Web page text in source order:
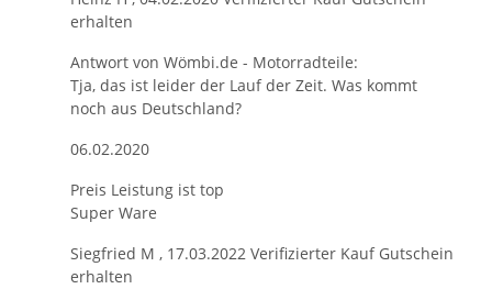
erhalten
Antwort von Wömbi.de - Motorradteile:
Tja, das ist leider der Lauf der Zeit. Was kommt
noch aus Deutschland?
06.02.2020
Preis Leistung ist top
Super Ware
Siegfried M , 17.03.2022 Verifizierter Kauf Gutschein
erhalten